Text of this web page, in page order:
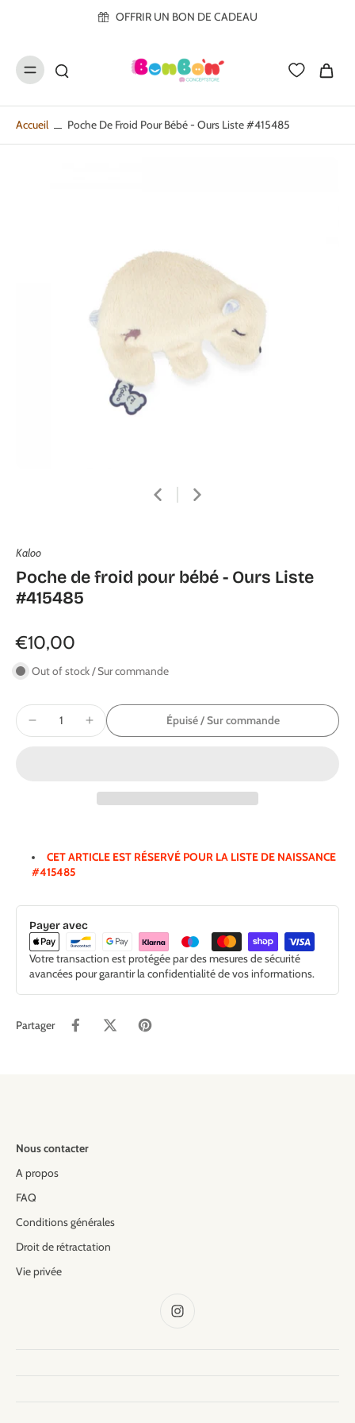
OFFRIR UN BON DE CADEAU
Accueil Poche De Froid Pour Bébé - Ours Liste #415485
Kaloo
Poche de froid pour bébé - Ours Liste
#415485
€10,00
Out of stock / Sur commande
Épuisé / Sur commande
CET ARTICLE EST RÉSERVÉ POUR LA LISTE DE NAISSANCE
#415485
Payer avec
Votre transaction est protégée par des mesures de sécurité
avancées pour garantir la confidentialité de vos informations.
Partager
Nous contacter
A propos
FAQ
Conditions générales
Droit de rétractation
Vie privée